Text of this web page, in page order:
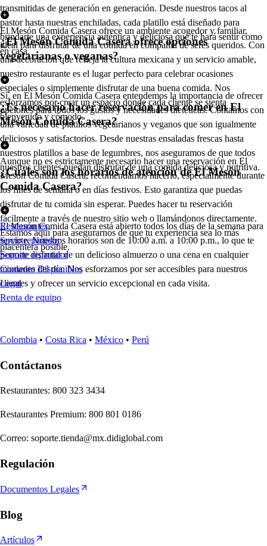
transmitidas de generación en generación. Desde nuestros tacos al
pastor hasta nuestras enchiladas, cada platillo está diseñado para
brindarte una experiencia auténtica y deliciosa que te hará sentir como
en casa.
El Mesón Comida Casera ofrece un ambiente acogedor y familiar,
ideal para disfrutar de una comida en compañía de seres queridos. Con
una decoración que refleja la cultura mexicana y un servicio amable,
nuestro restaurante es el lugar perfecto para celebrar ocasiones
especiales o simplemente disfrutar de una buena comida. Nos
esforzamos por crear un espacio donde cada cliente se sienta
bienvenido y cómodo.
¿El Mesón Comida Casera ofrece opciones
vegetarianas o veganas?
Sí, en El Mesón Comida Casera entendemos la importancia de ofrecer
opciones para todos los gustos y necesidades dietéticas. Contamos con
una variedad de platillos vegetarianos y veganos que son igualmente
deliciosos y satisfactorios. Desde nuestras ensaladas frescas hasta
nuestros platillos a base de legumbres, nos aseguramos de que todos
nuestros clientes puedan disfrutar de una comida deliciosa y nutritiva.
¿Es necesario hacer reservación para comer en El
Mesón Comida Casera?
Aunque no es estrictamente necesario hacer una reservación en El
Mesón Comida Casera, recomendamos hacerlo, especialmente durante
los fines de semana o en días festivos. Esto garantiza que puedas
disfrutar de tu comida sin esperar. Puedes hacer tu reservación
fácilmente a través de nuestro sitio web o llamándonos directamente.
Estamos aquí para asegurarnos de que tu experiencia sea lo más
placentera posible.
¿Cuáles son los horarios de atención de El Mesón
Comida Casera?
El Mesón Comida Casera está abierto todos los días de la semana para
servirte. Nuestros horarios son de 10:00 a.m. a 10:00 p.m., lo que te
permite disfrutar de un delicioso almuerzo o una cena en cualquier
momento del día. Nos esforzamos por ser accesibles para nuestros
clientes y ofrecer un servicio excepcional en cada visita.
Restaurantes
Socio repartidor
Soporte repartidor
Ciudades Disponibles
Legal
Renta de equipo
Colombia • Costa Rica • México • Perú
Contáctanos
Restaurantes: 800 323 3434
Restaurantes Premium: 800 801 0186
Correo: soporte.tienda@mx.didiglobal.com
Regulación
Documentos Legales
Blog
Artículos